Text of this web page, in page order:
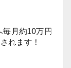
毎月約10万円
れます！